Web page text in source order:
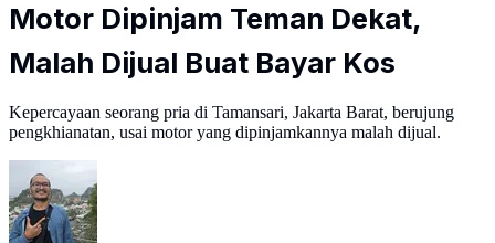
Motor Dipinjam Teman Dekat,
Malah Dijual Buat Bayar Kos
Kepercayaan seorang pria di Tamansari, Jakarta Barat, berujung
pengkhianatan, usai motor yang dipinjamkannya malah dijual.